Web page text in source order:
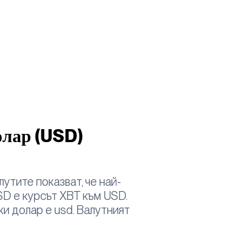
(USD)
показват, че най-
е курсът XBT към USD.
долар е usd. Валутният